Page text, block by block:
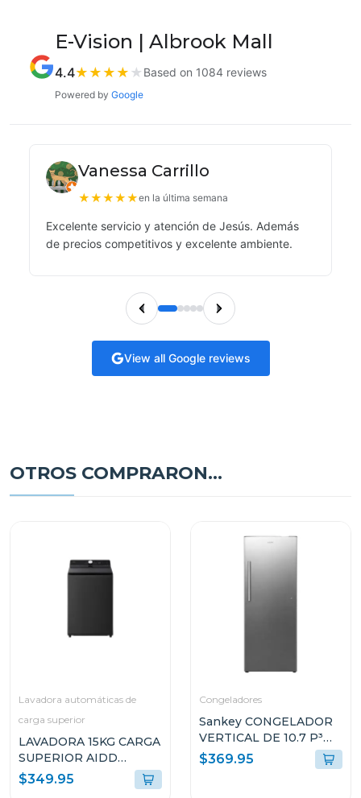
E-Vision | Albrook Mall
4.4★ ★ ★ ★ ★ Based on 1084 reviews
Powered by Google
Vanessa Carrillo
★★★★★en la última semana
Excelente servicio y atención de Jesús. Además
de precios competitivos y excelente ambiente.
View all Google reviews
OTROS COMPRARON...
Lavadora automáticas de
carga superior
LAVADORA 15KG CARGA
SUPERIOR AIDD
NEGRO ONYX
WT15OBTX
$349.95
Congeladores
Sankey CONGELADOR
VERTICAL DE 10.7 P³
RFC1301
$369.95